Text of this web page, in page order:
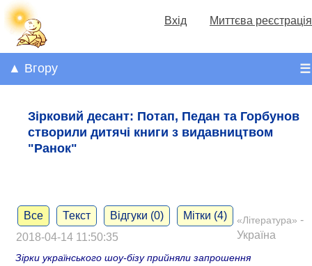
Вхід Миттєва реєстрація
☰
▲ Вгору
Зірковий десант: Потап, Педан та Горбунов
створили дитячі книги з видавництвом
"Ранок"
Все Текст Відгуки (0)
Мітки (4)
2018-04-14 11:50:35
«Література» -
Україна
Зірки українського шоу-бізу прийняли запрошення